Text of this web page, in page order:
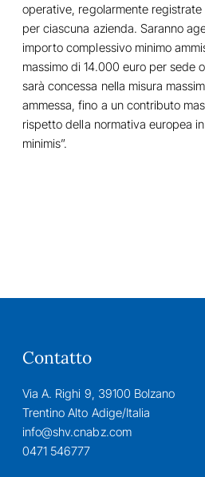
operative, regolarmente registrate
per ciascuna azienda. Saranno
importo complessivo minimo
massimo di 14.000 euro per sede
sarà concessa nella misura
ammessa, fino a un contributo
rispetto della normativa europea
minimis”.
Contatto
Via A. Righi 9, 39100 Bolzano
Trentino Alto Adige/Italia
info@shv.cnabz.com
0471 546777